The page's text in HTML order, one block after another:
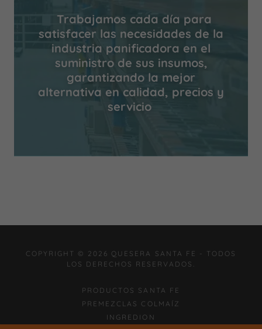
Trabajamos cada día para
satisfacer las necesidades de la
industria panificadora en el
suministro de sus insumos,
garantizando la mejor
alternativa en calidad, precios y
servicio
COPYRIGHT © 2026 QUESERA SANTA FE - TODOS
LOS DERECHOS RESERVADOS.
PRODUCTOS SANTA FE
PREMEZCLAS COLMAÍZ
INGREDION